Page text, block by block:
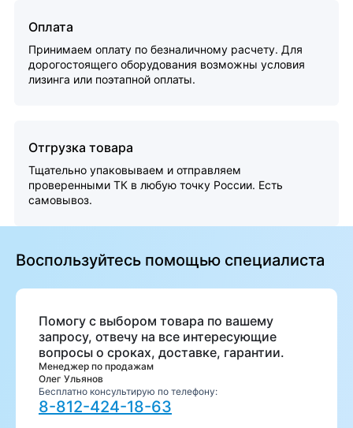
Оплата
Принимаем оплату по безналичному расчету. Для
дорогостоящего оборудования возможны условия
лизинга или поэтапной оплаты.
Отгрузка товара
Тщательно упаковываем и отправляем
проверенными ТК в любую точку России. Есть
самовывоз.
Воспользуйтесь помощью специалиста
Помогу с выбором товара по вашему
запросу, отвечу на все интересующие
вопросы о сроках, доставке, гарантии.
Менеджер по продажам
Олег Ульянов
Бесплатно консультирую по телефону:
8-812-424-18-63